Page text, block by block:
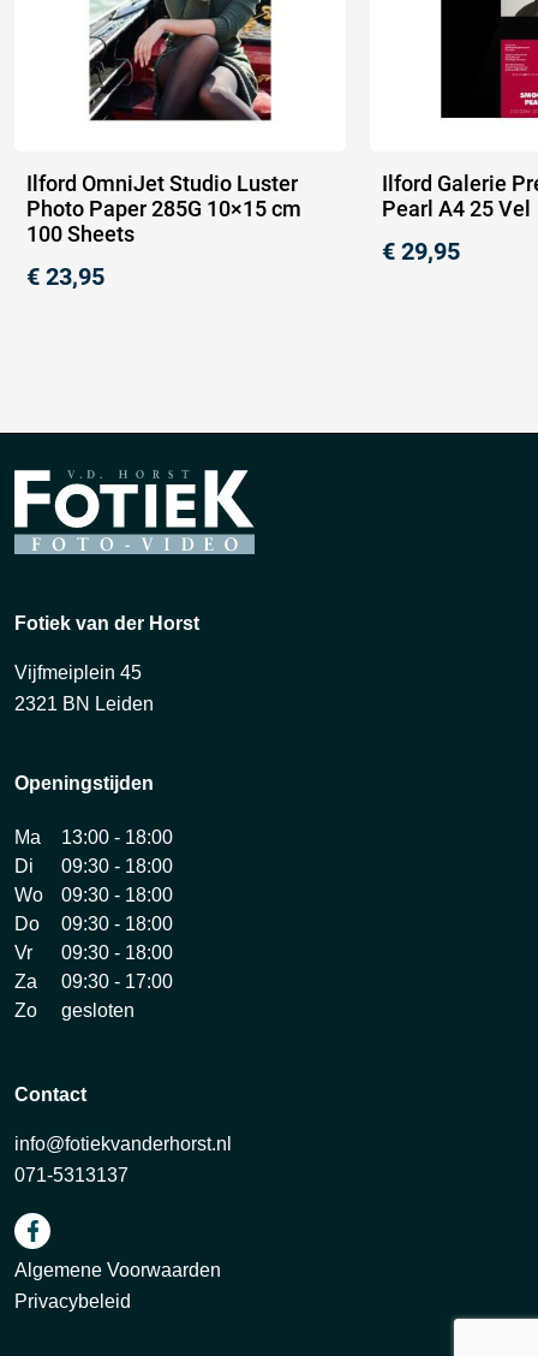
Ilford OmniJet Studio Luster
Photo Paper 285G 10×15 cm
100 Sheets
€ 23,95
Ilford Galerie
Pearl A4 25 Vel
€ 29,95
Fotiek van der Horst
Vijfmeiplein 45
2321 BN Leiden
Openingstijden
Ma
13:00 - 18:00
Di
09:30 - 18:00
Wo
09:30 - 18:00
Do
09:30 - 18:00
Vr
09:30 - 18:00
Za
09:30 - 17:00
Zo
gesloten
Contact
info@fotiekvanderhorst.nl
071-5313137
Algemene Voorwaarden
Privacybeleid